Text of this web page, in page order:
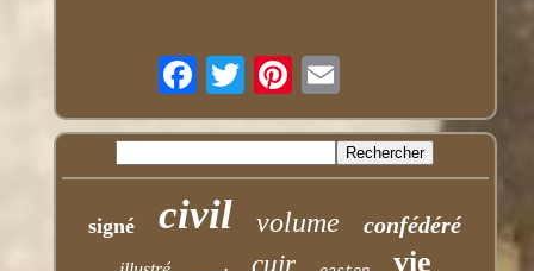
signé civil volume confédéré
cuir vie